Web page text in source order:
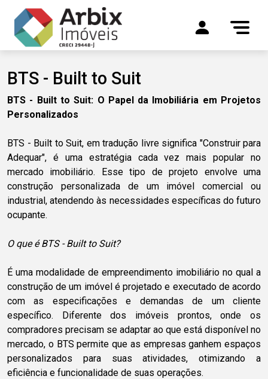
BTS - Built to Suit
BTS - Built to Suit: O Papel da Imobiliária em Projetos
Personalizados
BTS - Built to Suit, em tradução livre significa "Construir para
Adequar", é uma estratégia cada vez mais popular no
mercado imobiliário. Esse tipo de projeto envolve uma
construção personalizada de um imóvel comercial ou
industrial, atendendo às necessidades específicas do futuro
ocupante.
O que é BTS - Built to Suit?
É uma modalidade de empreendimento imobiliário no qual a
construção de um imóvel é projetado e executado de acordo
com as especificações e demandas de um cliente
específico. Diferente dos imóveis prontos, onde os
compradores precisam se adaptar ao que está disponível no
mercado, o BTS permite que as empresas ganhem espaços
personalizados para suas atividades, otimizando a
eficiência e funcionalidade de suas operações.